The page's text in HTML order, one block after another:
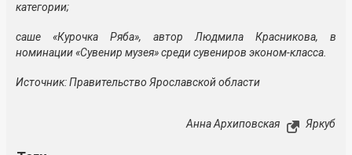
категории;
саше «Курочка Ряба», автор Людмила Красникова, в
номинации «Сувенир музея» среди сувениров эконом-класса.
Источник: Правительство Ярославской области
Анна Архиповская Яркуб